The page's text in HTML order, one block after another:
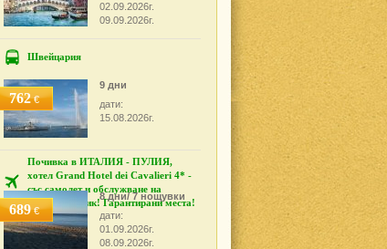
02.09.2026г.
09.09.2026г.
Швейцария
762€
9 дни
дати:
15.08.2026г.
Почивка в ИТАЛИЯ - ПУЛИЯ,
хотел Grand Hotel dei Cavalieri 4* -
със самолет и обслужване на
български език! Гарантирани места!
689€
8 дни/ 7 нощувки
дати:
01.09.2026г.
08.09.2026г.